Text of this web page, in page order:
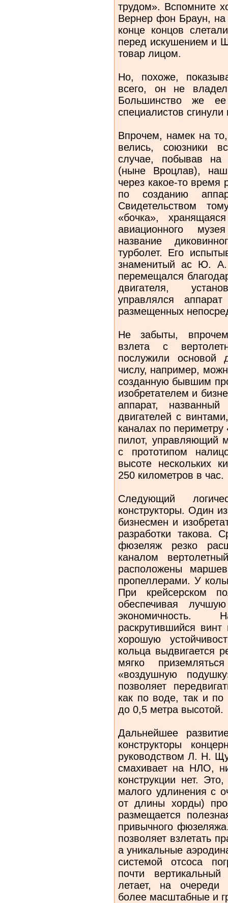
трудом». Вспомните
Вернер фон Браун, на
конце концов
перед искушением и
товар лицом.
Но, похоже,
всего, он не
Большинство же ее
специалистов сгинули
Впрочем, намек на
велись, союзники
случае, побывав на
(ныне Вроцлав),
через какое-то время
по созданию
Свидетельством
«бочка»,
авиационного
название
турболет. Его
знаменитый ас Ю. А.
перемещался
двигателя,
управлялся
размещенных
Не забыты,
взлета с
послужили основой
числу, например,
созданную бывшим
изобретателем и
аппарат,
двигателей с
каналах по
пилот, управляющий
с прототипом
высоте нескольких
250 километров в час.
Следующий
конструкторы. Один
бизнесмен и
разработки такова.
фюзеляж резко
каналом
расположены
пропеллерами. У
При крейсерском
обеспечивая
экономичность.
раскрутившийся
хорошую
кольца выдвигается
мягко
«воздушную
позволяет
как по воде, так и по
до 0,5 метра высотой.
Дальнейшее
конструкторы
руководством Л. Н.
смахивает на НЛО,
конструкции нет.
малого удлинения с
от длины хорды)
размещается
привычного
позволяет взлетать
а уникальные
системой отсоса
почти
летает, на
более масштабные и